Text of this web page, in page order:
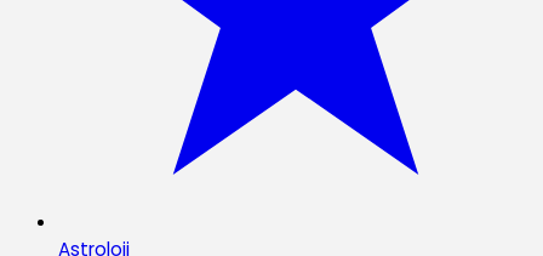
Astroloji